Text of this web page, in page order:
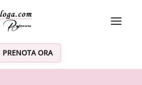
PRENOTA ORA